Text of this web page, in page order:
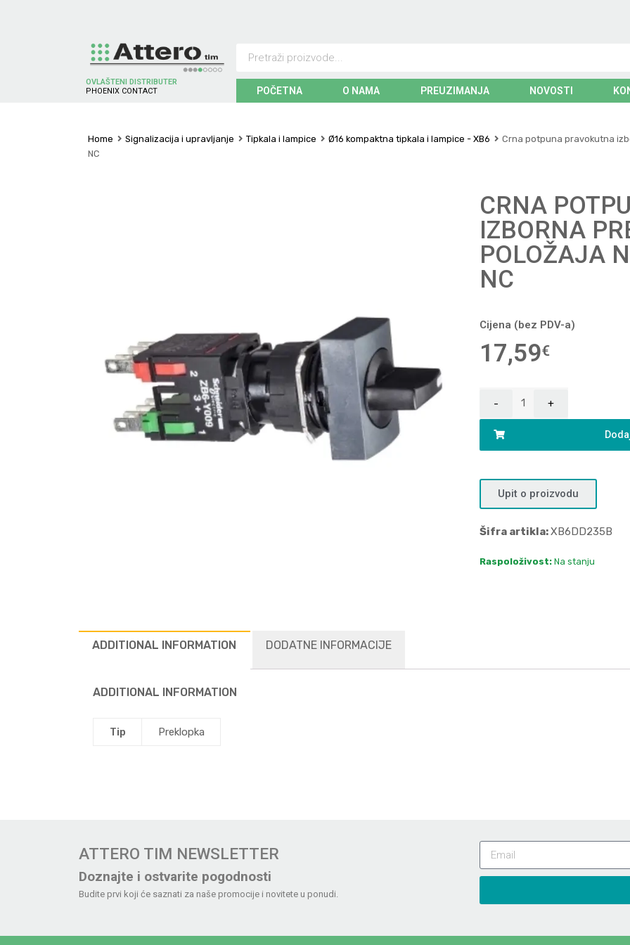
OVLAŠTENI DISTRIBUTER
P H O EN X CO NTACT POČETNA O NAMA PREUZIMANJA NOVOSTI
Home Signalizacija i upravljanje Tipkala i lampice Ø16 kompaktna tipkala i lampice - XB6
Crna potpuna pravokutna
NC
CRNA
IZBORNA
POLOŽAJA
NC
Cijena (bez PDV-a)
17,59€
Upit o proizvodu
Šifra artikla:XB6DD235B
Raspoloživost: Na stanju
ADDITIONAL INFORMATION DODATNE INFORMACIJE
ADDITIONAL INFORMATION
Tip Preklopka
ATTERO TIM NEWSLETTER
Doznajte i ostvarite pogodnosti
Budite prvi koji će saznati za naše promocije i novitete u ponudi.